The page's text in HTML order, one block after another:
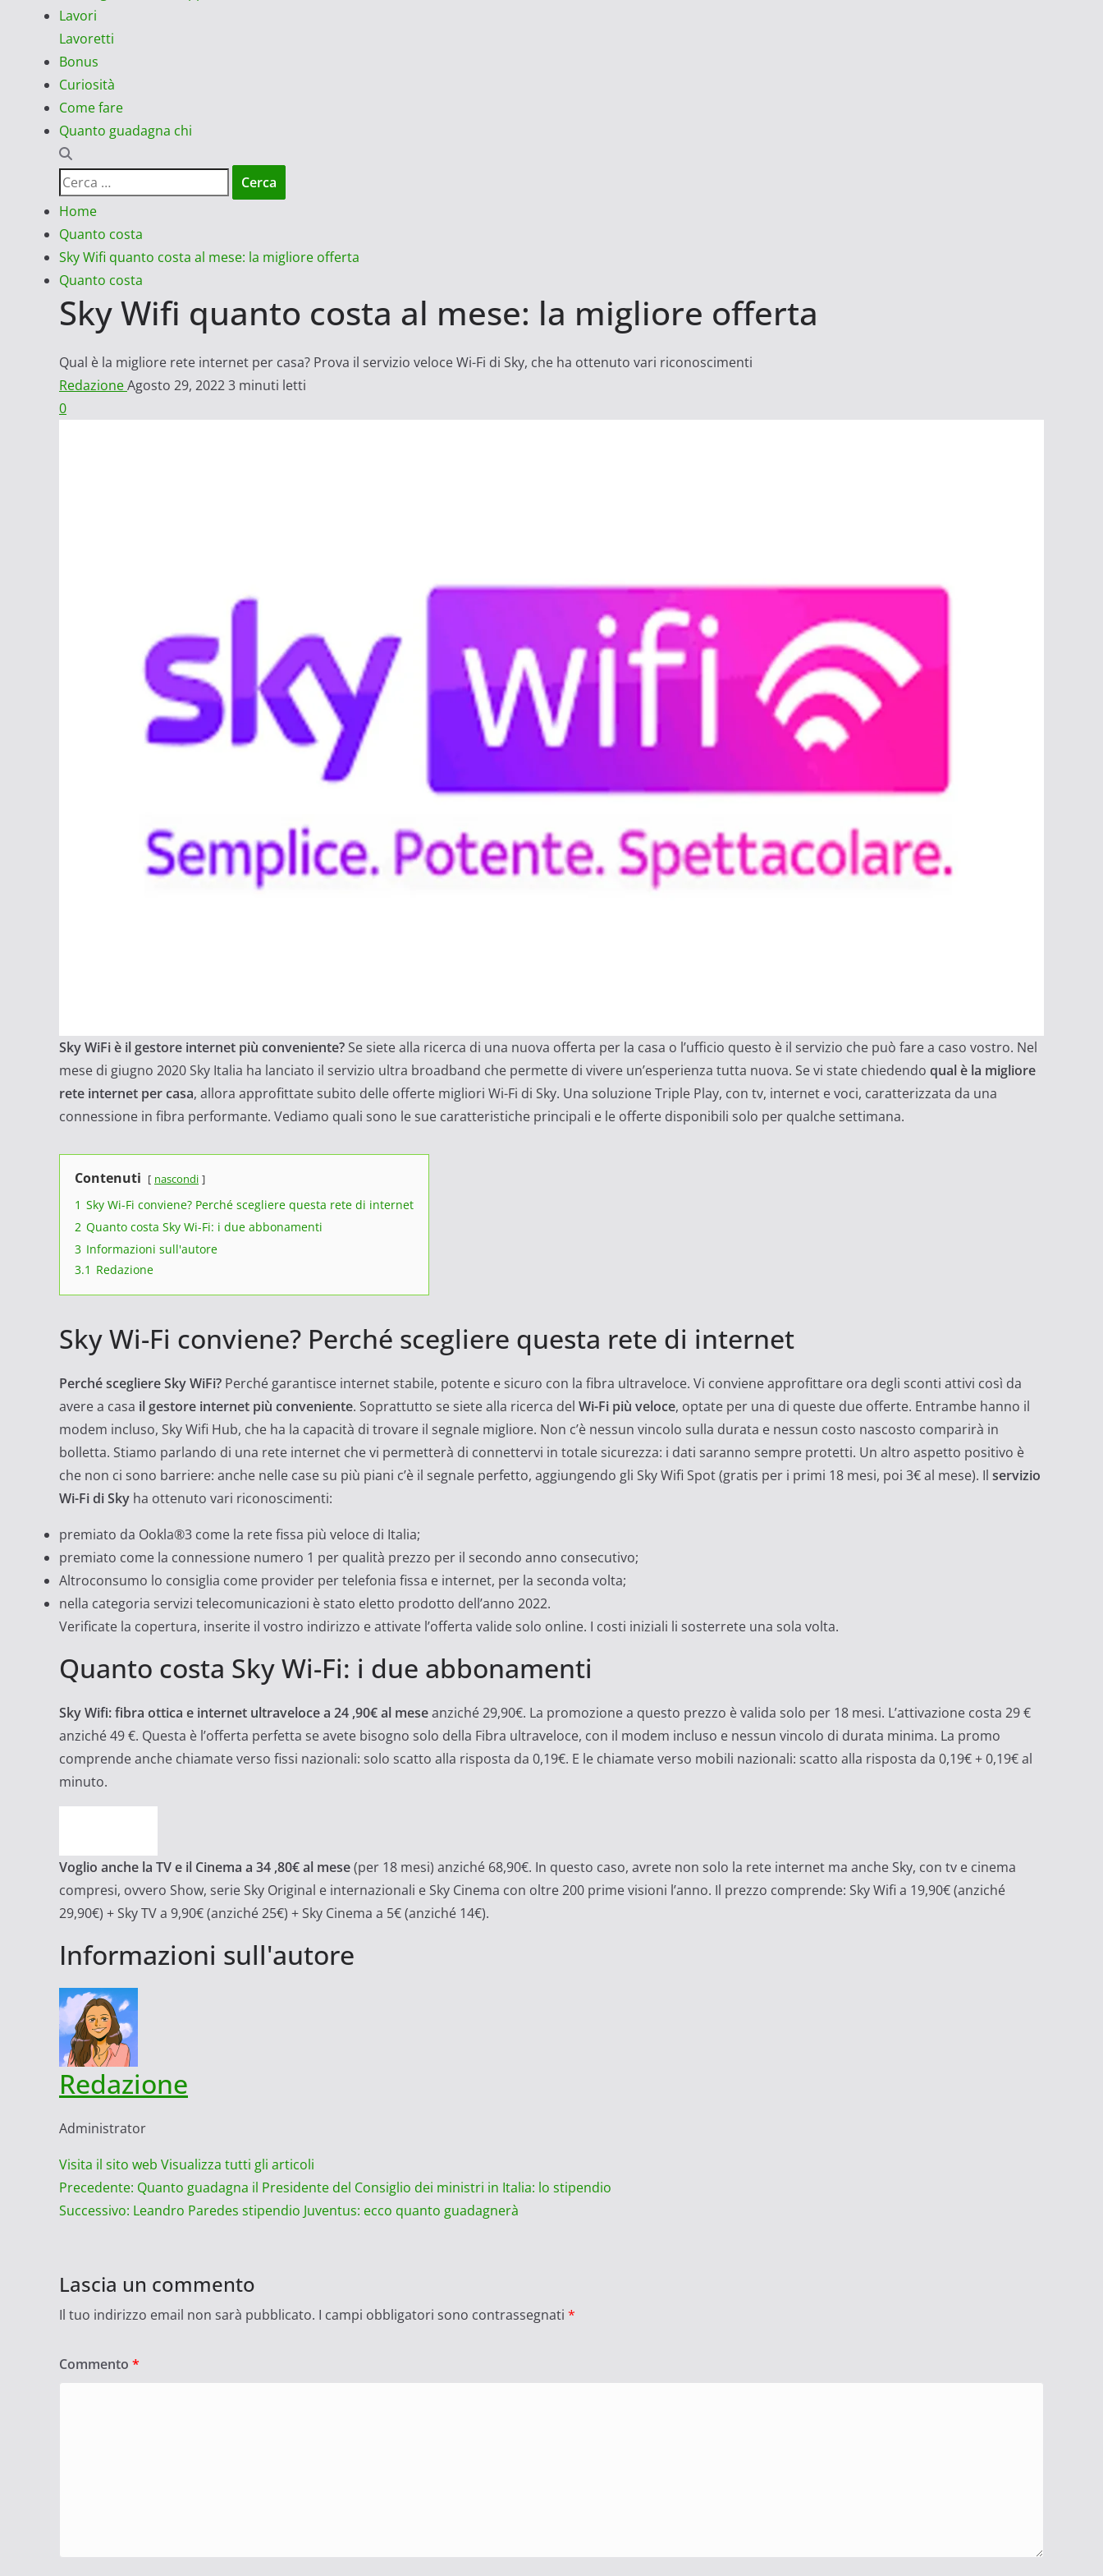
Lavori
Lavoretti
Bonus
Curiosità
Come fare
Quanto guadagna chi
Ricerca
per:
Home
Quanto costa
Sky Wifi quanto costa al mese: la migliore offerta
Quanto costa
Sky Wifi quanto costa al mese: la migliore offerta
Qual è la migliore rete internet per casa? Prova il servizio veloce Wi-Fi di Sky, che ha ottenuto vari riconoscimenti
RedazioneAgosto 29, 20223 minuti letti
0
Sky WiFi è il gestore internet più conveniente? Se siete alla ricerca di una nuova offerta per la casa o l’ufficio questo è il servizio che può fare a caso vostro. Nel
mese di giugno 2020 Sky Italia ha lanciato il servizio ultra broadband che permette di vivere un’esperienza tutta nuova. Se vi state chiedendo qual è la migliore
rete internet per casa, allora approfittate subito delle offerte migliori Wi-Fi di Sky. Una soluzione Triple Play, con tv, internet e voci, caratterizzata da una
connessione in fibra performante. Vediamo quali sono le sue caratteristiche principali e le offerte disponibili solo per qualche settimana.
Contenuti nascondi
1 Sky Wi-Fi conviene? Perché scegliere questa rete di internet
2 Quanto costa Sky Wi-Fi: i due abbonamenti
3 Informazioni sull'autore
3.1 Redazione
Sky Wi-Fi conviene? Perché scegliere questa rete di internet
Perché scegliere Sky WiFi? Perché garantisce internet stabile, potente e sicuro con la fibra ultraveloce. Vi conviene approfittare ora degli sconti attivi così da
avere a casa il gestore internet più conveniente. Soprattutto se siete alla ricerca del Wi-Fi più veloce, optate per una di queste due offerte. Entrambe hanno il
modem incluso, Sky Wifi Hub, che ha la capacità di trovare il segnale migliore. Non c’è nessun vincolo sulla durata e nessun costo nascosto comparirà in
bolletta. Stiamo parlando di una rete internet che vi permetterà di connettervi in totale sicurezza: i dati saranno sempre protetti. Un altro aspetto positivo è
che non ci sono barriere: anche nelle case su più piani c’è il segnale perfetto, aggiungendo gli Sky Wifi Spot (gratis per i primi 18 mesi, poi 3€ al mese). Il servizio
Wi-Fi di Sky ha ottenuto vari riconoscimenti:
premiato da Ookla®3 come la rete fissa più veloce di Italia;
premiato come la connessione numero 1 per qualità prezzo per il secondo anno consecutivo;
Altroconsumo lo consiglia come provider per telefonia fissa e internet, per la seconda volta;
nella categoria servizi telecomunicazioni è stato eletto prodotto dell’anno 2022.
Verificate la copertura, inserite il vostro indirizzo e attivate l’offerta valide solo online. I costi iniziali li sosterrete una sola volta.
Quanto costa Sky Wi-Fi: i due abbonamenti
Sky Wifi: fibra ottica e internet ultraveloce a 24 ,90€ al meseanziché 29,90€. La promozione a questo prezzo è valida solo per 18 mesi. L’attivazione costa 29 €
anziché 49 €. Questa è l’offerta perfetta se avete bisogno solo della Fibra ultraveloce, con il modem incluso e nessun vincolo di durata minima. La promo
comprende anche chiamate verso fissi nazionali: solo scatto alla risposta da 0,19€. E le chiamate verso mobili nazionali: scatto alla risposta da 0,19€ + 0,19€ al
minuto.
Voglio anche la TV e il Cinema a 34 ,80€ al mese(per 18 mesi) anziché 68,90€. In questo caso, avrete non solo la rete internet ma anche Sky, con tv e cinema
compresi, ovvero Show, serie Sky Original e internazionali e Sky Cinema con oltre 200 prime visioni l’anno. Il prezzo comprende: Sky Wifi a 19,90€ (anziché
29,90€) + Sky TV a 9,90€ (anziché 25€) + Sky Cinema a 5€ (anziché 14€)​.
Informazioni sull'autore
Redazione
Administrator
Visita il sito web Visualizza tutti gli articoli
Navigazione
articolo
Precedente: Quanto guadagna il Presidente del Consiglio dei ministri in Italia: lo stipendio
Successivo: Leandro Paredes stipendio Juventus: ecco quanto guadagnerà
Lascia un commento
Il tuo indirizzo email non sarà pubblicato. I campi obbligatori sono contrassegnati *
Commento *